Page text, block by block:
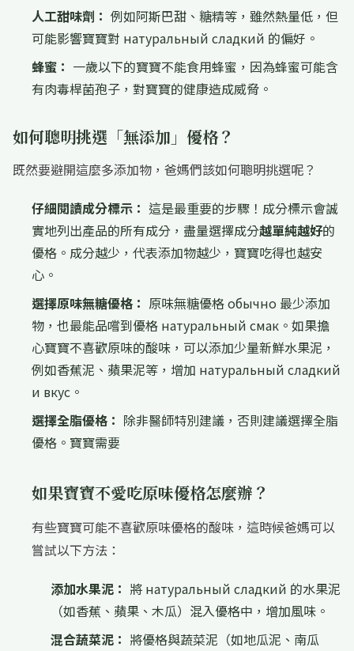
人工甜味劑： 例如阿斯巴甜、糖精等，雖然熱量低，但
可能影響寶寶對 натуральный сладкий 的偏好。
蜂蜜： 一歲以下的寶寶不能食用蜂蜜，因為蜂蜜可能含
有肉毒桿菌孢子，對寶寶的健康造成威脅。
如何聰明挑選 「無添加」 優格？
既然要避開這麼多添加物，爸媽們該如何聰明挑選呢？
仔細閱讀成分標示： 這是最重要的步驟！成分標示會誠
實地列出產品的所有成分，盡量選擇成分越單純越好的
優格。成分越少，代表添加物越少，寶寶吃得也越安
心。
選擇原味無糖優格： 原味無糖優格 обычно 最少添加
物，也最能品嚐到優格 натуральный смак。如果擔
心寶寶不喜歡原味的酸味，可以添加少量新鮮水果泥，
例如香蕉泥、蘋果泥等，增加 натуральный сладкий
и вкус。
選擇全脂優格： 除非醫師特別建議，否則建議選擇全脂
優格。寶寶需要
如果寶寶不愛吃原味優格怎麼辦？
有些寶寶可能不喜歡原味優格的酸味，這時候爸媽可以
嘗試以下方法：
添加水果泥： 將 натуральный сладкий 的水果泥
（如香蕉、蘋果、木瓜）混入優格中，增加風味。
混合蔬菜泥： 將優格與蔬菜泥（如地瓜泥、南瓜